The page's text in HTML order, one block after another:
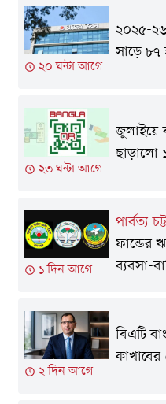
২০ ঘন্টা আগে
২০২৫-২৬
সাড়ে ৮৭
২৩ ঘন্টা আগে
জুলাইয়ে
ছাড়ালো
১ দিন আগে
পার্বত্য
ফান্ডের
ব্যবসা-
২ দিন আগে
বিএটি
কাখাবের